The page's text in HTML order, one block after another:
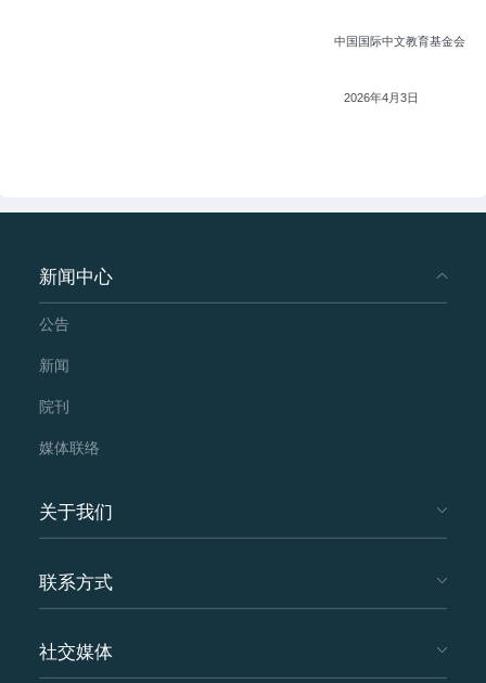
中国国际中文教育基金会
2026年4月3日
新闻中心
公告
新闻
院刊
媒体联络
关于我们
联系方式
社交媒体